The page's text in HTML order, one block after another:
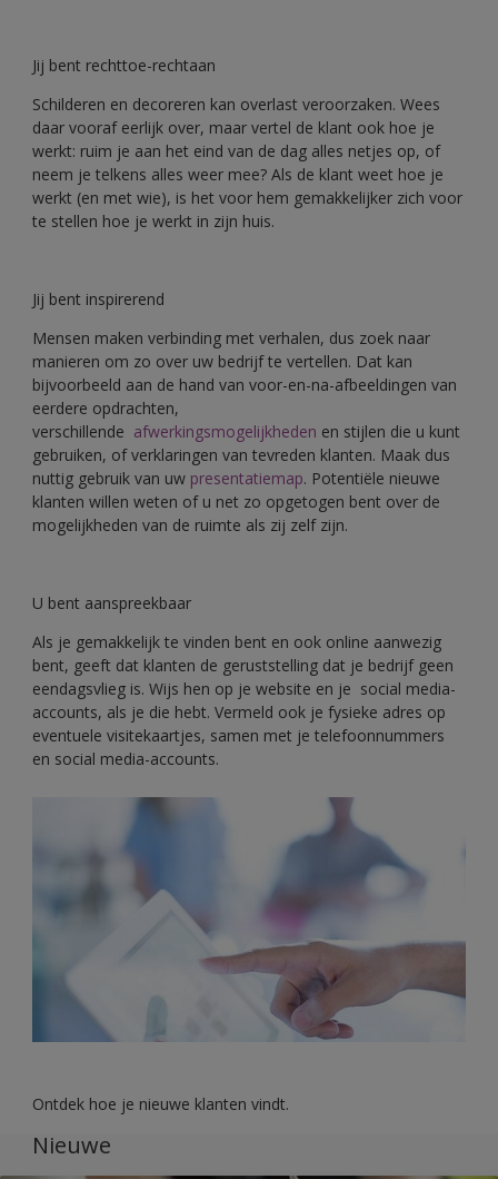
Jij bent rechttoe-rechtaan
Schilderen en decoreren kan overlast veroorzaken. Wees
daar vooraf eerlijk over, maar vertel de klant ook hoe je
werkt: ruim je aan het eind van de dag alles netjes op, of
neem je telkens alles weer mee? Als de klant weet hoe je
werkt (en met wie), is het voor hem gemakkelijker zich voor
te stellen hoe je werkt in zijn huis.
Jij bent inspirerend
Mensen maken verbinding met verhalen, dus zoek naar
manieren om zo over uw bedrijf te vertellen. Dat kan
bijvoorbeeld aan de hand van voor-en-na-afbeeldingen van
eerdere opdrachten,
verschillende afwerkingsmogelijkheden en stijlen die u kunt
gebruiken, of verklaringen van tevreden klanten. Maak dus
nuttig gebruik van uw presentatiemap. Potentiële nieuwe
klanten willen weten of u net zo opgetogen bent over de
mogelijkheden van de ruimte als zij zelf zijn.
U bent aanspreekbaar
Als je gemakkelijk te vinden bent en ook online aanwezig
bent, geeft dat klanten de geruststelling dat je bedrijf geen
eendagsvlieg is. Wijs hen op je website en je social media-
accounts, als je die hebt. Vermeld ook je fysieke adres op
eventuele visitekaartjes, samen met je telefoonnummers
en social media-accounts.
Ontdek hoe je nieuwe klanten vindt.
Nieuwe